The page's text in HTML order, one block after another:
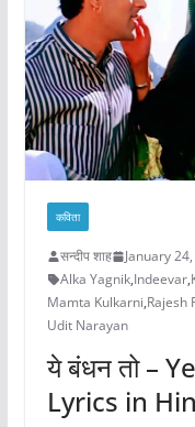
कविता
सन्दीप शाह January
Alka Yagnik,Indeevar,
Mamta Kulkarni,Rajesh
Udit Narayan
ये बंधन तो –
Lyrics in